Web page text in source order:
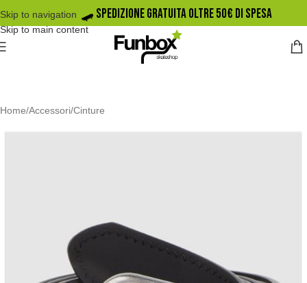
Skip to navigation
Skip to main content
🛹️ SPEDIZIONE GRATUITA OLTRE 50€ DI SPESA
Home/Accessori/Cinture